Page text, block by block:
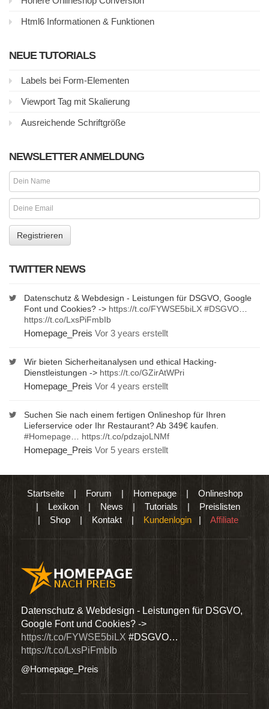
Html6 Informationen & Funktionen
NEUE TUTORIALS
Labels bei Form-Elementen
Viewport Tag mit Skalierung
Ausreichende Schriftgröße
NEWSLETTER ANMELDUNG
TWITTER NEWS
Datenschutz & Webdesign - Leistungen für DSGVO, Google
Font und Cookies? -> https://t.co/FYWSE5biLX #DSGVO
https://t.co/LxsPiFmbIb
Homepage_Preis Vor 3 years erstellt
Wir bieten Sicherheitanalysen und ethical Hacking-
Dienstleistungen -> https://t.co/GZirAtWPri
Homepage_Preis Vor 4 years erstellt
Suchen Sie nach einem fertigen Onlineshop für Ihren
Lieferservice oder Ihr Restaurant? Ab 349€ kaufen.
#Homepage
https://t.co/pdzajoLNMf
Homepage_Preis Vor 5 years erstellt
Startseite| Forum | Homepage| Onlineshop
| Lexikon | News | Tutorials | Preislisten
| Shop | Kontakt | Kundenlogin | Affiliate
Datenschutz & Webdesign - Leistungen für DSGVO,
Google Font und Cookies? ->
https://t.co/FYWSE5biLX #DSGVO…
https://t.co/LxsPiFmbIb
@Homepage_Preis